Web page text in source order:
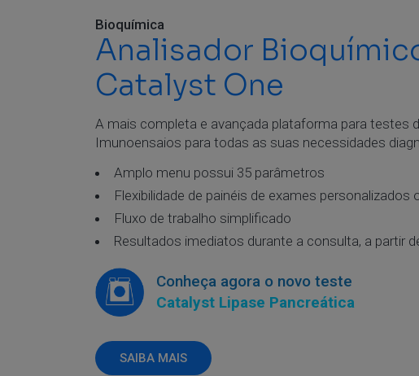
Bioquímica
Analisador
Catalyst One
A mais completa e avançada plataforma para testes
Imunoensaios para todas as suas necessidades
Amplo menu possui 35 parâmetros
Flexibilidade de painéis de exames personalizados
Fluxo de trabalho simplificado
Resultados imediatos durante a consulta, a partir
Conheça agora o novo teste
Catalyst Lipase Pancreática
SAIBA MAIS